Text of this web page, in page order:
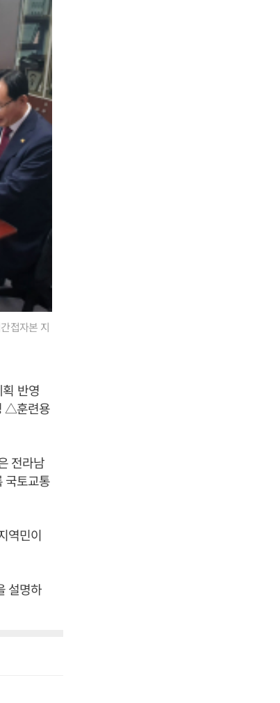
접자본 지
반영
△훈련용
전라남
국토교통
역민이
설명하